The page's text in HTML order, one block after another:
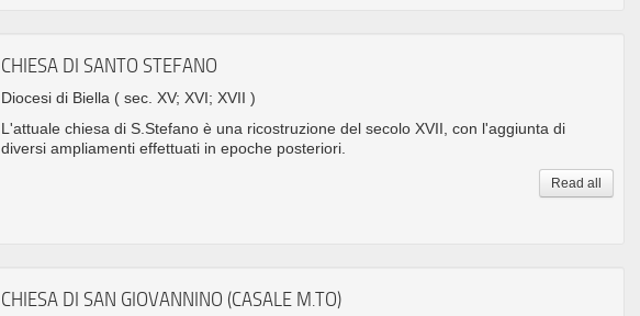
CHIESA DI SANTO STEFANO
Diocesi di Biella ( sec. XV; XVI; XVII )
L'attuale chiesa di S.Stefano è una ricostruzione del secolo XVII, con l'aggiunta di
diversi ampliamenti effettuati in epoche posteriori.
Read all
CHIESA DI SAN GIOVANNINO (CASALE M.TO)